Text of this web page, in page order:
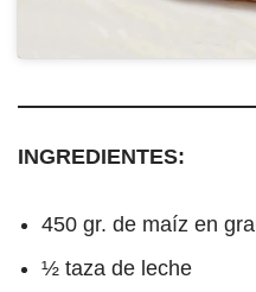
INGREDIENTES:
450 gr. de maíz en
½ taza de leche